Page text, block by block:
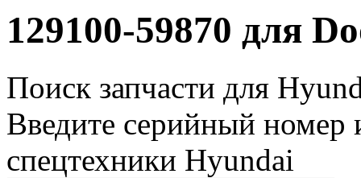
129100-59870 для
Поиск запчасти для
Введите серийный номер
спецтехники Hyundai